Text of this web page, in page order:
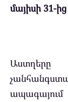
մայիսի 31-ից